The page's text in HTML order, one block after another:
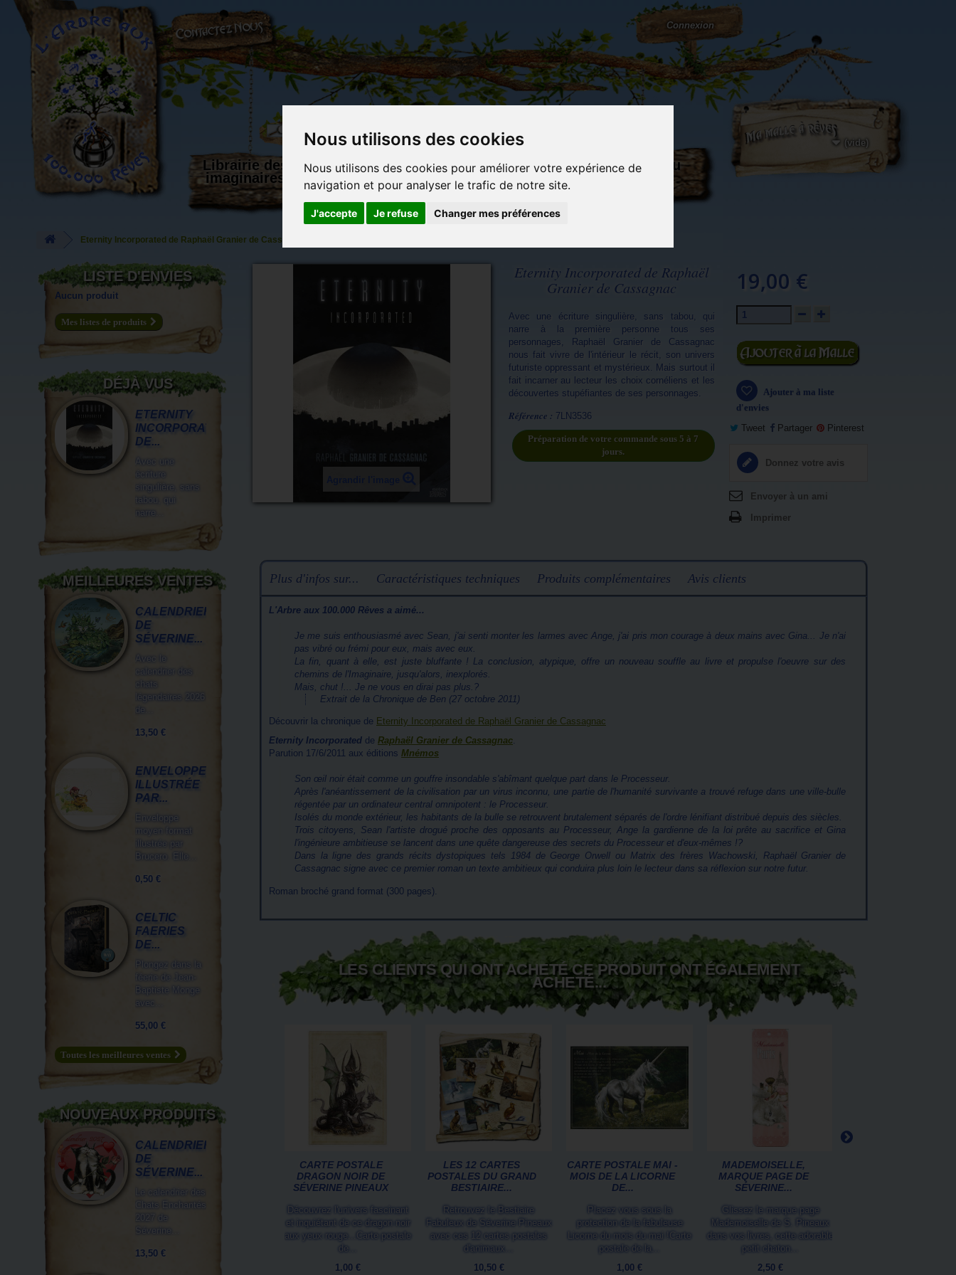
Nous utilisons des cookies
Nous utilisons des cookies pour améliorer votre expérience de
navigation et pour analyser le trafic de notre site.
J'accepte Je refuse Changer mes préférences
L'Arbre aux 100.000 Rêves
Connexion
(vide)
Librairie des
imaginaires
Carterie
papeterie
originale
Activités
manuelles,
détente et
Objets déco et
cadeaux
originaux
Du côté du
blog...
Eternity Incorporated de Raphaël Granier de Cassagnac
Eternity Incorporated de Raphaël
Granier de Cassagnac
Avec une écriture singulière, sans tabou, qui
narre à la première personne tous ses
personnages, Raphaël Granier de Cassagnac
nous fait vivre de l'intérieur le récit, son univers
futuriste oppressant et mystérieux. Mais surtout il
fait incarner au lecteur les choix cornéliens et les
découvertes stupéfiantes de ses personnages.
Référence : 7LN3536
Préparation de votre commande sous 5 à 7
jours.
19,00 €
Ajouter au
panier
Ajouter à ma liste
d'envies
Tweet
Partager Pinterest
Donnez votre avis
Envoyer à un ami
Imprimer
Plus d'infos sur... Caractéristiques techniques Produits complémentaires Avis clients
L'Arbre aux 100.000 Rêves a aimé...
Je me suis enthousiasmé avec Sean, j'ai senti monter les larmes avec Ange, j'ai pris mon courage à deux mains avec Gina... Je n'ai
pas vibré ou frémi pour eux, mais avec eux.
La fin, quant à elle, est juste bluffante ! La conclusion, atypique, offre un nouveau souffle au livre et propulse l'oeuvre sur des
chemins de l'Imaginaire, jusqu'alors, inexplorés.
Mais, chut !... Je ne vous en dirai pas plus.?
Extrait de la Chronique de Ben (27 octobre 2011)
Découvrir la chronique de Eternity Incorporated de Raphaël Granier de Cassagnac
Eternity Incorporated de Raphaël Granier de Cassagnac.
Parution 17/6/2011 aux éditions Mnémos
Son œil noir était comme un gouffre insondable s'abîmant quelque part dans le Processeur.
Après l'anéantissement de la civilisation par un virus inconnu, une partie de l'humanité survivante a trouvé refuge dans une ville-bulle
régentée par un ordinateur central omnipotent : le Processeur.
Isolés du monde extérieur, les habitants de la bulle se retrouvent brutalement séparés de l'ordre lénifiant distribué depuis des siècles.
Trois citoyens, Sean l'artiste drogué proche des opposants au Processeur, Ange la gardienne de la loi prête au sacrifice et Gina
l'ingénieure ambitieuse se lancent dans une quête dangereuse des secrets du Processeur et d'eux-mêmes !?
Dans la ligne des grands récits dystopiques tels 1984 de George Orwell ou Matrix des frères Wachowski, Raphaël Granier de
Cassagnac signe avec ce premier roman un texte ambitieux qui conduira plus loin le lecteur dans sa réflexion sur notre futur.
Roman broché grand format (300 pages).
LES CLIENTS QUI ONT ACHETÉ CE PRODUIT ONT ÉGALEMENT
ACHETÉ...
CARTE POSTALE
DRAGON NOIR DE
SÉVERINE PINEAUX
Découvrez l'univers fascinant
et inquiétant de ce dragon noir
aux yeux rouge...Carte postale
de...
1,00 €
LES 12 CARTES
POSTALES DU GRAND
BESTIAIRE...
Retrouvez le Bestiaire
Fabuleux de Séverine Pineaux
avec ces 12 cartes postales
d'animaux...
10,50 €
CARTE POSTALE MAI -
MOIS DE LA LICORNE
DE...
Placez vous sous la
protection de la fabuleuse
Licorne du mois du mai !Carte
postale de la...
1,00 €
MADEMOISELLE,
MARQUE PAGE DE
SÉVERINE...
Glissez le marque page
Mademoiselle de S. Pineaux
dans vos livres, cette adorable
petit chaton...
2,50 €
LISTE D'ENVIES
Aucun produit
Mes listes de produits
DÉJÀ VUS
ETERNITY
INCORPORATED
DE...
Avec une
écriture
singulière, sans
tabou, qui
narre...
MEILLEURES VENTES
CALENDRIER
DE
SÉVERINE...
Avec le
calendrier des
chats
légendaires 2026
de...
13,50 €
ENVELOPPE
ILLUSTRÉE
PAR...
Enveloppe
moyen format
illustrée par
Brucero. Elle...
0,50 €
CELTIC
FAERIES
DE...
Plongez dans la
féerie de Jean-
Baptiste Monge
avec...
55,00 €
Toutes les meilleures ventes
NOUVEAUX PRODUITS
CALENDRIER
DE
SÉVERINE...
Le calendrier des
Chats Enchantés
2027 de
Séverine...
13,50 €